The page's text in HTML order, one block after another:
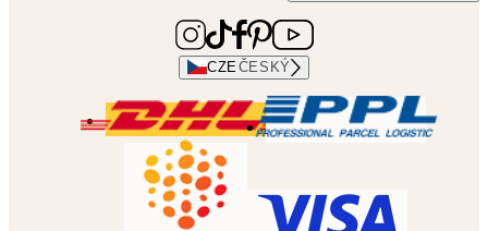
CZEČESKÝ